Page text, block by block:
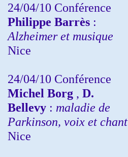
24/04/10 Conférence
Philippe Barrès :
Alzheimer et musique
Nice
24/04/10 Conférence
Michel Borg , D.
Bellevy : maladie de
Parkinson, voix et chant
Nice